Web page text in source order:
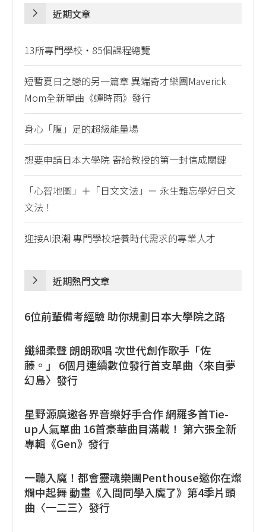
近期文章
13所專門學校・85個課程總覽
短暫夏日之戀的另一篇章 異端奇才樂團Maverick
Mom全新單曲《蟬時雨》發行
身心「腹」足的超級能量場
想要申請日本大學院 寄給教授的第一封信成關鍵
「心智地圖」＋「日文文法」＝ 永生難忘學好日文
文法！
迎接AI浪潮 專門學校培養時代需求的專業人才
近期熱門文章
6位前輩備考經驗 助你規劃日本大學院之路
纖細柔聲 朗朗歌唱 次世代創作歌手「佐
藤。」 6個月連續數位發行首支單曲〈來自夢
幻島〉發行
星野源廣邀各界音樂好手合作 網羅多首Tie-
up人氣單曲 16首豪華曲目滿載！ 第六張全新
專輯《Gen》發行
一聽入魔！都會靈魂樂團Penthouse邀你在燦
爛中起舞 動畫《入間同學入魔了》第4季片頭
曲〈一二三〉發行